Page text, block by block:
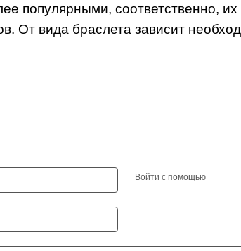
популярными, соответственно,
От вида браслета зависит
Войти с помощью